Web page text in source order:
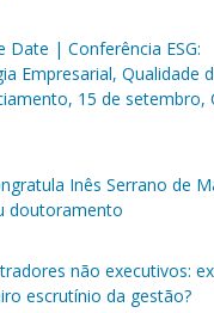
Date | Conferência ESG:
Empresarial, Qualidade
15 de setembro,
Inês Serrano de
doutoramento
não executivos:
escrutínio da gestão?